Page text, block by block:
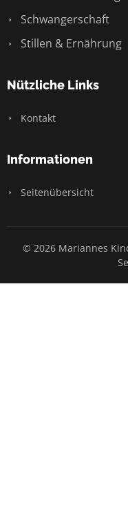
Schwangerschaft
Stillen & Ernährung
Nützliche Links
Kontakt
Informationen
Seitenübersicht
© 2026 Mariannes